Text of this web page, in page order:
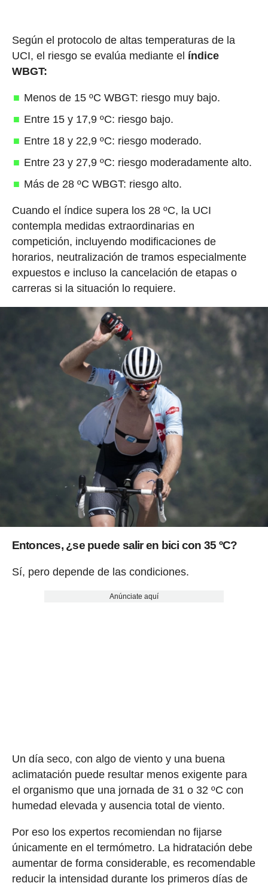
Según el protocolo de altas temperaturas de la
UCI, el riesgo se evalúa mediante el índice
WBGT:
Menos de 15 ºC WBGT: riesgo muy bajo.
Entre 15 y 17,9 ºC: riesgo bajo.
Entre 18 y 22,9 ºC: riesgo moderado.
Entre 23 y 27,9 ºC: riesgo moderadamente alto.
Más de 28 ºC WBGT: riesgo alto.
Cuando el índice supera los 28 ºC, la UCI
contempla medidas extraordinarias en
competición, incluyendo modificaciones de
horarios, neutralización de tramos especialmente
expuestos e incluso la cancelación de etapas o
carreras si la situación lo requiere.
Entonces,¿se puede salir en bici con 35 ºC?
Sí, pero depende de las condiciones.
Anúnciate aquí
Un día seco, con algo de viento y una buena
aclimatación puede resultar menos exigente para
el organismo que una jornada de 31 o 32 ºC con
humedad elevada y ausencia total de viento.
Por eso los expertos recomiendan no fijarse
únicamente en el termómetro. La hidratación debe
aumentar de forma considerable, es recomendable
reducir la intensidad durante los primeros días de